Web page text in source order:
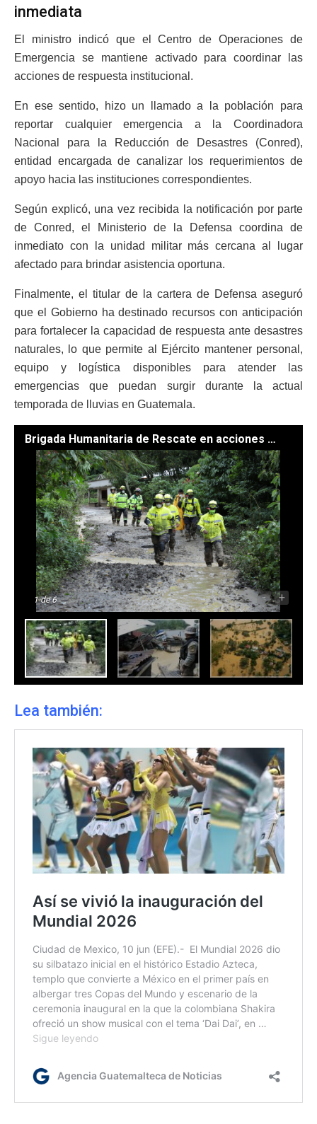
inmediata
El ministro indicó que el Centro de Operaciones de
Emergencia se mantiene activado para coordinar las
acciones de respuesta institucional.
En ese sentido, hizo un llamado a la población para
reportar cualquier emergencia a la Coordinadora
Nacional para la Reducción de Desastres (Conred),
entidad encargada de canalizar los requerimientos de
apoyo hacia las instituciones correspondientes.
Según explicó, una vez recibida la notificación por parte
de Conred, el Ministerio de la Defensa coordina de
inmediato con la unidad militar más cercana al lugar
afectado para brindar asistencia oportuna.
Finalmente, el titular de la cartera de Defensa aseguró
que el Gobierno ha destinado recursos con anticipación
para fortalecer la capacidad de respuesta ante desastres
naturales, lo que permite al Ejército mantener personal,
equipo y logística disponibles para atender las
emergencias que puedan surgir durante la actual
temporada de lluvias en Guatemala.
Brigada Humanitaria de Rescate en acciones durante emergencias. / Foto: Archivo SCSP
1de 6 - +
Lea también: